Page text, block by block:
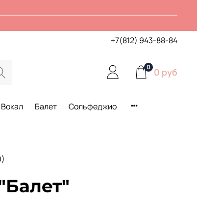
+7(812) 943-88-84
0 0 руб
Вокал Балет Сольфеджио